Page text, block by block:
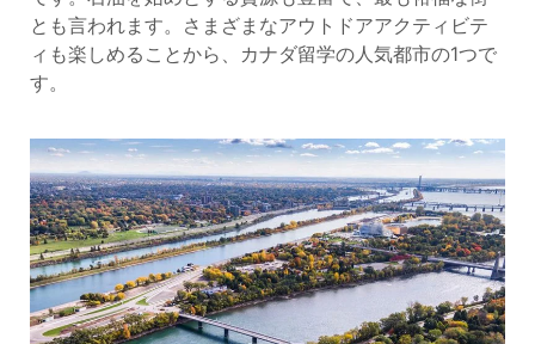
とも言われます。さまざまなアウトドアアクティビテ
ィも楽しめることから、カナダ留学の人気都市の1つで
す。